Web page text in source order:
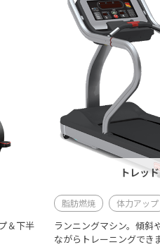
＆下半
トレッ
脂肪燃焼 体力アップ
ランニングマシン。傾斜
ながらトレーニングできま